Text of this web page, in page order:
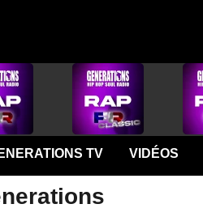
TV VIDÉOS